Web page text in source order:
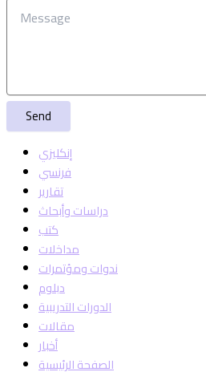
Send
إنكليزي
فرنسي
تقارير
دراسات وأبحاث
كتب
مداخلات
ندوات ومؤتمرات
دبلوم
الدورات التدريبية
مقالات
أخبار
الصفحة الرئيسية